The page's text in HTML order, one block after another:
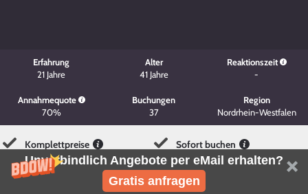
Unverbindlich Angebote per eMail erhalten?
Gratis anfragen
Erfahrung
21 Jahre
Alter
41 Jahre
Reaktionszeit
-
Annahmequote
70%
Buchungen
37
Region
Nordrhein-Westfalen
Komplettpreise Sofort buchen
Flexibel stornieren Keine Vorkasse